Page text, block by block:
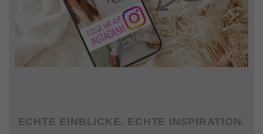
ECHTE EINBLICKE. ECHTE INSPIRATION.